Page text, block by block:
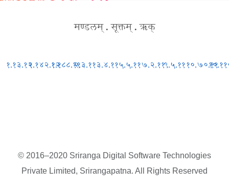
मण्डलम् . सूक्तम् . ऋक्
१.१३.१२१.१४२.१२१.१८८.११२.३.११३.४.११५.५.११७.२.११९.५.१११०.७०.११
© 2016–2020 Sriranga Digital Software Technologies
Private Limited, Srirangapatna. All Rights Reserved